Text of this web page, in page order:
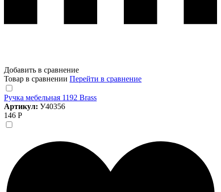
Добавить в сравнение
Товар в сравнении Перейти в сравнение
Ручка мебельная 1192 Brass
Артикул: У40356
146 Р